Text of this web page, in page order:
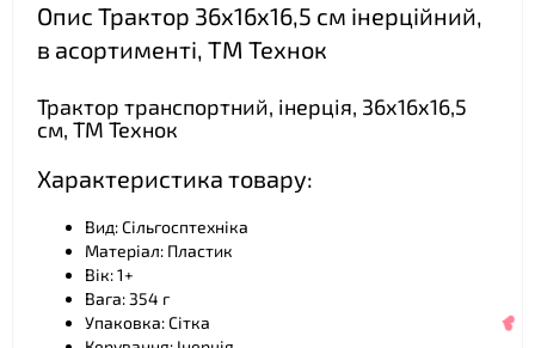
Опис Трактор 36х16х16,5 см інерційний,
в асортименті, ТМ Технок
Трактор транспортний, інерція, 36х16х16,5
см, ТМ Технок
Характеристика товару:
Вид: Сільгосптехніка
Матеріал: Пластик
Вік: 1+
Вага: 354 г
Упаковка: Сітка
❤